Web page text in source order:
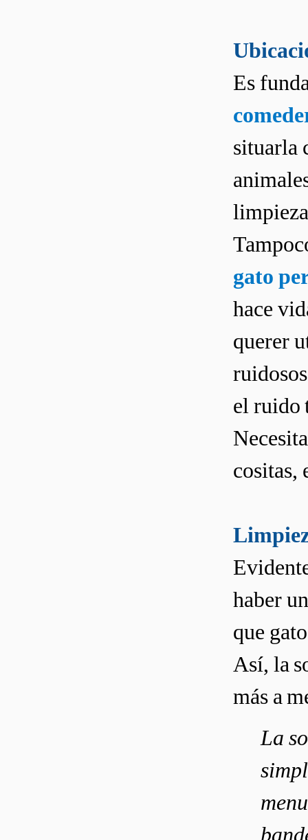
Es
situarla
gato
hace
querer
el ruido
cositas,
haber
que
Así, la
más a
La